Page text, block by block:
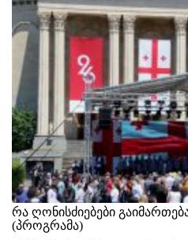
რა ღონისძიებები
(პროგრამა)